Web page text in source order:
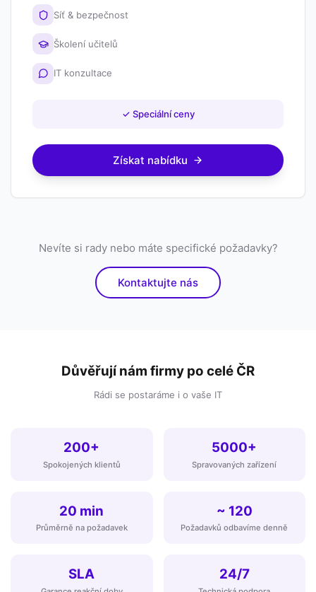
Síť & bezpečnost
Školení učitelů
IT konzultace
✓ Speciální ceny
Získat nabídku
Nevíte si rady nebo máte specifické požadavky?
Kontaktujte nás
Důvěřují nám firmy po celé ČR
Rádi se postaráme i o vaše IT
200+
Spokojených klientů
5000+
Spravovaných zařízení
20 min
Průměrně na požadavek
~ 120
Požadavků odbavíme denně
SLA 24/7